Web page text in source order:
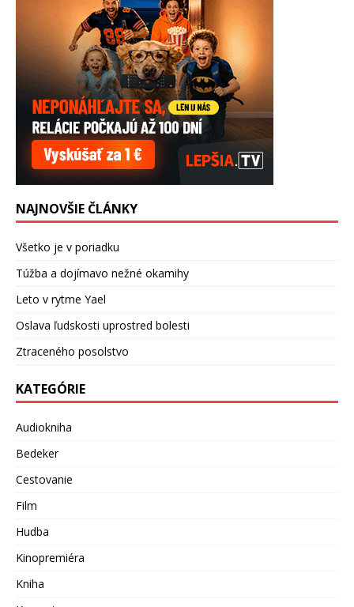
NAJNOVŠIE ČLÁNKY
Všetko je v poriadku
Túžba a dojímavo nežné okamihy
Leto v rytme Yael
Oslava ľudskosti uprostred bolesti
Ztraceného posolstvo
KATEGÓRIE
Audiokniha
Bedeker
Cestovanie
Film
Hudba
Kinopremiéra
Kniha